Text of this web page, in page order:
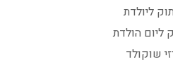
ליולדת
ליום הולדת
שוקולד